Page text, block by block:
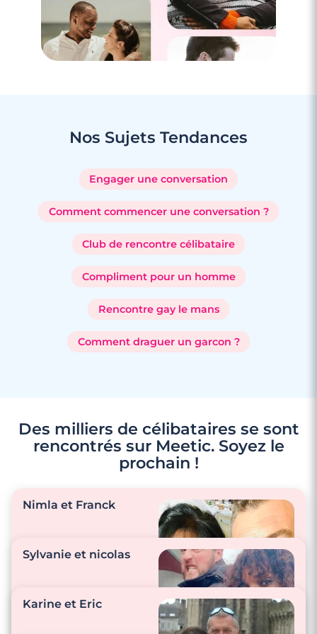
Nos Sujets Tendances
Engager une conversation
Comment commencer une conversation ?
Club de rencontre célibataire
Compliment pour un homme
Rencontre gay le mans
Comment draguer un garcon ?
Des milliers de célibataires se sont
rencontrés sur Meetic. Soyez le
prochain !
Nimla et Franck
"Nous prenons soin
Sylvanie et nicolas
Karine et Eric